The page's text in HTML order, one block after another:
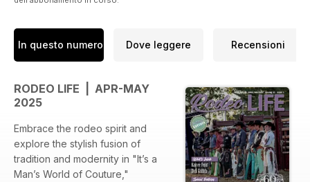
In questo numero Dove leggere Recensioni
RODEO LIFE | APR-MAY
2025
Embrace the rodeo spirit and
explore the stylish fusion of
tradition and modernity in "It’s a
Man’s World of Couture,"